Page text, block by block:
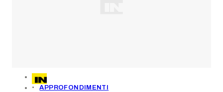
APPROFONDIMENTI